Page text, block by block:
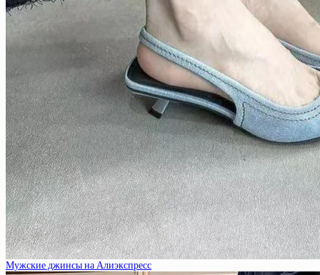
Мужские джинсы на Алиэкспресс